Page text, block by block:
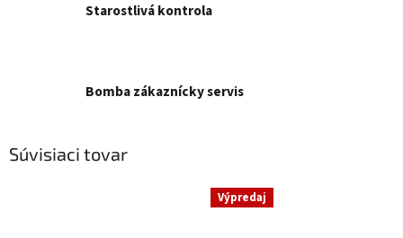
Starostlivá kontrola
Bomba zákaznícky servis
Súvisiaci tovar
Výpredaj